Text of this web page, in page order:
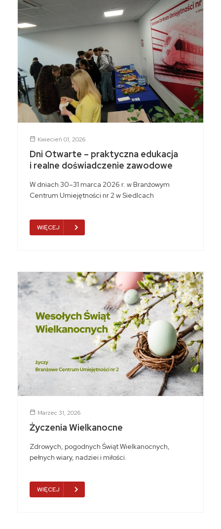
Kwiecień 01, 2026
Dni Otwarte – praktyczna edukacja
i realne doświadczenie zawodowe
W dniach 30–31 marca 2026 r. w Branżowym
Centrum Umiejętności nr 2 w Siedlcach
WIĘCEJ
Marzec 31, 2026
Życzenia Wielkanocne
Zdrowych, pogodnych Świąt Wielkanocnych,
pełnych wiary, nadziei i miłości.
WIĘCEJ